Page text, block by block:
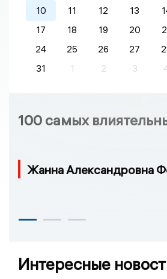
10
11 12 13
17
18 19 20
24
25 26 27
31
1 2 3
100 самых
Жанна Александровна
Интересные